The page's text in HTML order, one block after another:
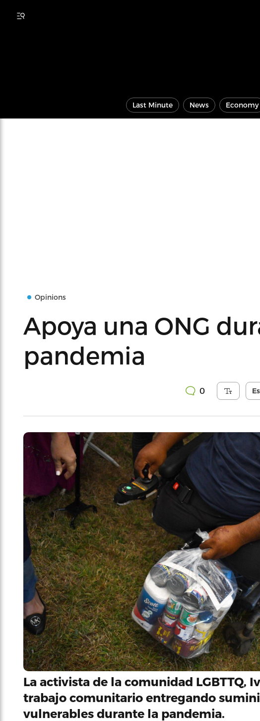
Last Minute News Economy
Opinions
Apoya una ONG
pandemia
0
La activista de la comunidad LGBTTQ,
trabajo comunitario entregando
vulnerables durante la pandemia.